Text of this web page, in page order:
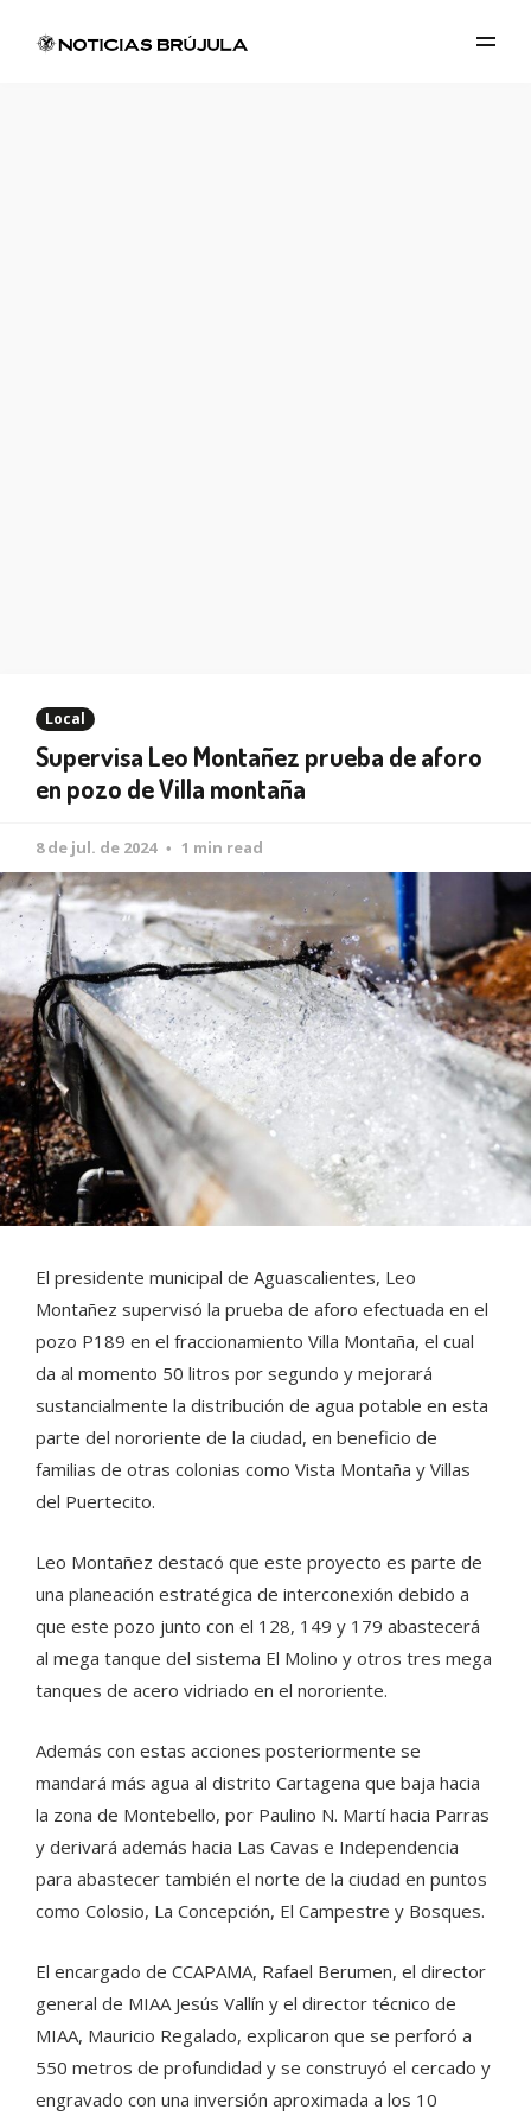
Local
Supervisa Leo Montañez prueba de aforo
en pozo de Villa montaña
8 de jul. de 2024 1 min read
El presidente municipal de Aguascalientes, Leo
Montañez supervisó la prueba de aforo efectuada en el
pozo P189 en el fraccionamiento Villa Montaña, el cual
da al momento 50 litros por segundo y mejorará
sustancialmente la distribución de agua potable en esta
parte del nororiente de la ciudad, en beneficio de
familias de otras colonias como Vista Montaña y Villas
del Puertecito.
Leo Montañez destacó que este proyecto es parte de
una planeación estratégica de interconexión debido a
que este pozo junto con el 128, 149 y 179 abastecerá
al mega tanque del sistema El Molino y otros tres mega
tanques de acero vidriado en el nororiente.
Además con estas acciones posteriormente se
mandará más agua al distrito Cartagena que baja hacia
la zona de Montebello, por Paulino N. Martí hacia Parras
y derivará además hacia Las Cavas e Independencia
para abastecer también el norte de la ciudad en puntos
como Colosio, La Concepción, El Campestre y Bosques.
El encargado de CCAPAMA, Rafael Berumen, el director
general de MIAA Jesús Vallín y el director técnico de
MIAA, Mauricio Regalado, explicaron que se perforó a
550 metros de profundidad y se construyó el cercado y
engravado con una inversión aproximada a los 10